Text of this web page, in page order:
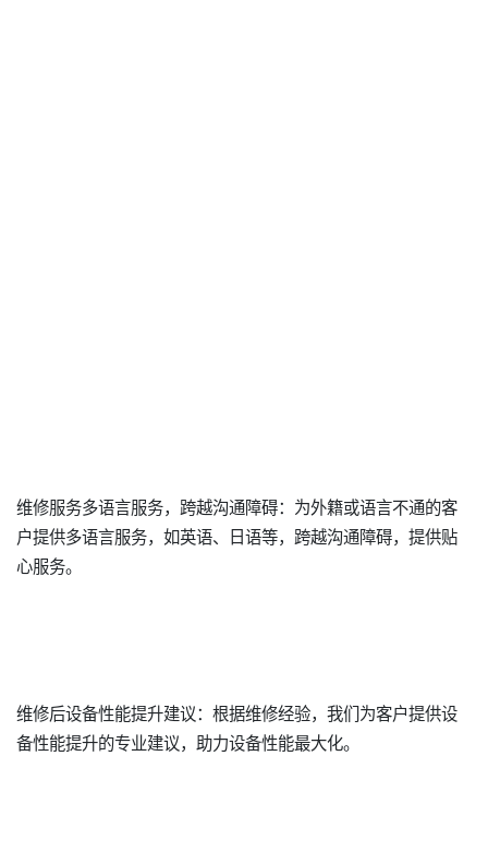
维修服务多语言服务，跨越沟通障碍：为外籍或语言不通的客
户提供多语言服务，如英语、日语等，跨越沟通障碍，提供贴
心服务。
维修后设备性能提升建议：根据维修经验，我们为客户提供设
备性能提升的专业建议，助力设备性能最大化。